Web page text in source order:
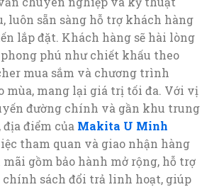
luôn sẵn sàng hỗ trợ khách hàng
lắp đặt. Khách hàng sẽ hài lòng
phú như chiết khấu theo
mua sắm và chương trình
mùa, mang lại giá trị tối đa. Với vị
đường chính và gần khu trung
điểm của Makita U Minh
tham quan và giao nhận hàng
mãi gồm bảo hành mở rộng, hỗ trợ
sách đổi trả linh hoạt, giúp